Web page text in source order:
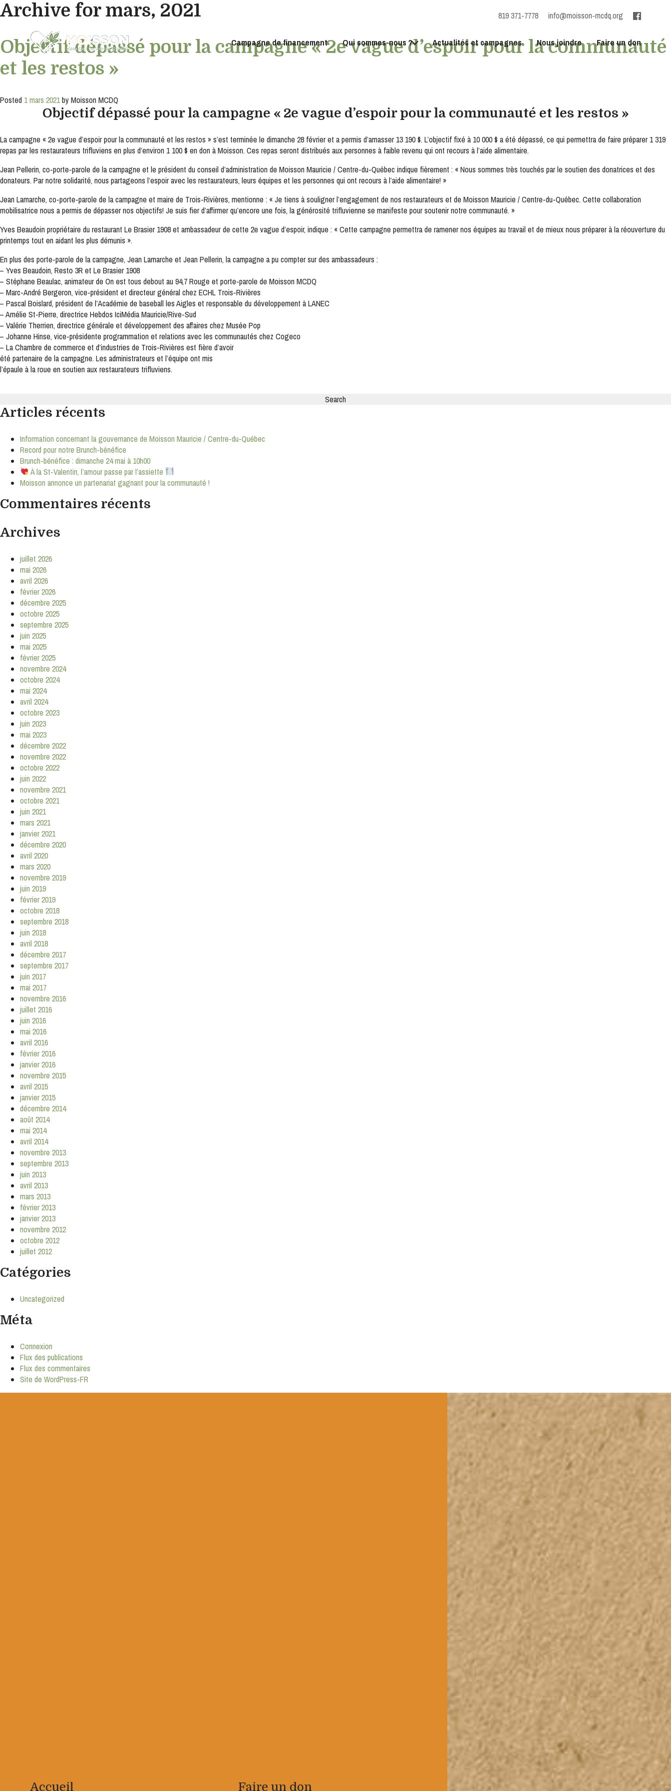
819 371-7778 info@moisson-mcdq.org
Campagne de financement Qui sommes-nous ? Actualités et campagnes Nous joindre Faire un don
Archive for mars, 2021
Objectif dépassé pour la campagne « 2e vague d’espoir pour la communauté
et les restos »
Posted 1 mars 2021byMoisson MCDQ
Objectif dépassé pour la campagne « 2e vague d’espoir pour la communauté et les restos »
La campagne « 2e vague d’espoir pour la communauté et les restos » s’est terminée le dimanche 28 février et a permis d’amasser 13 190 $. L’objectif fixé à 10 000 $ a été dépassé, ce qui permettra de faire préparer 1 319
repas par les restaurateurs trifluviens en plus d’environ 1 100 $ en don à Moisson. Ces repas seront distribués aux personnes à faible revenu qui ont recours à l’aide alimentaire.
Jean Pellerin, co-porte-parole de la campagne et le président du conseil d’administration de Moisson Mauricie / Centre-du-Québec indique fièrement : « Nous sommes très touchés par le soutien des donatrices et des
donateurs. Par notre solidarité, nous partageons l’espoir avec les restaurateurs, leurs équipes et les personnes qui ont recours à l’aide alimentaire! »
Jean Lamarche, co-porte-parole de la campagne et maire de Trois-Rivières, mentionne : « Je tiens à souligner l’engagement de nos restaurateurs et de Moisson Mauricie / Centre-du-Québec. Cette collaboration
mobilisatrice nous a permis de dépasser nos objectifs! Je suis fier d’affirmer qu’encore une fois, la générosité trifluvienne se manifeste pour soutenir notre communauté. »
Yves Beaudoin propriétaire du restaurant Le Brasier 1908 et ambassadeur de cette 2e vague d’espoir, indique : « Cette campagne permettra de ramener nos équipes au travail et de mieux nous préparer à la réouverture du
printemps tout en aidant les plus démunis ».
En plus des porte-parole de la campagne, Jean Lamarche et Jean Pellerin, la campagne a pu compter sur des ambassadeurs :
– Yves Beaudoin, Resto 3R et Le Brasier 1908
– Stéphane Beaulac, animateur de On est tous debout au 94,7 Rouge et porte-parole de Moisson MCDQ
– Marc-André Bergeron, vice-président et directeur général chez ECHL Trois-Rivières
– Pascal Boislard, président de l’Académie de baseball les Aigles et responsable du développement à LANEC
– Amélie St-Pierre, directrice Hebdos IciMédia Mauricie/Rive-Sud
– Valérie Therrien, directrice générale et développement des affaires chez Musée Pop
– Johanne Hinse, vice-présidente programmation et relations avec les communautés chez Cogeco
– La Chambre de commerce et d’industries de Trois-Rivières est fière d’avoir
été partenaire de la campagne. Les administrateurs et l’équipe ont mis
l’épaule à la roue en soutien aux restaurateurs trifluviens.
Articles récents
Information concernant la gouvernance de Moisson Mauricie / Centre-du-Québec
Record pour notre Brunch-bénéfice
Brunch-bénéfice : dimanche 24 mai à 10h00
À la St-Valentin, l’amour passe par l’assiette
Moisson annonce un partenariat gagnant pour la communauté !
Commentaires récents
Archives
juillet 2026
mai 2026
avril 2026
février 2026
décembre 2025
octobre 2025
septembre 2025
juin 2025
mai 2025
février 2025
novembre 2024
octobre 2024
mai 2024
avril 2024
octobre 2023
juin 2023
mai 2023
décembre 2022
novembre 2022
octobre 2022
juin 2022
novembre 2021
octobre 2021
juin 2021
mars 2021
janvier 2021
décembre 2020
avril 2020
mars 2020
novembre 2019
juin 2019
février 2019
octobre 2018
septembre 2018
juin 2018
avril 2018
décembre 2017
septembre 2017
juin 2017
mai 2017
novembre 2016
juillet 2016
juin 2016
mai 2016
avril 2016
février 2016
janvier 2016
novembre 2015
avril 2015
janvier 2015
décembre 2014
août 2014
mai 2014
avril 2014
novembre 2013
septembre 2013
juin 2013
avril 2013
mars 2013
février 2013
janvier 2013
novembre 2012
octobre 2012
juillet 2012
Catégories
Uncategorized
Méta
Connexion
Flux des publications
Flux des commentaires
Site de WordPress-FR
Accueil Faire un don
Inscription
infolettre
Inscrivez-
notre
infolettre
pour
à
l'affût
de
nouveautés.
Courriel
S'INSCRIRE